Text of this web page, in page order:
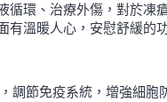
循環、治療外傷，對於凍
有溫暖人心，安慰舒緩的
調節免疫系統，增強細胞